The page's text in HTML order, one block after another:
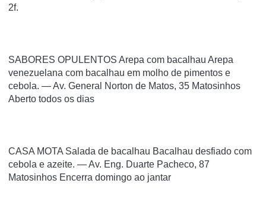
2f.
SABORES OPULENTOS Arepa com bacalhau Arepa
venezuelana com bacalhau em molho de pimentos e
cebola. — Av. General Norton de Matos, 35 Matosinhos
Aberto todos os dias
CASA MOTA Salada de bacalhau Bacalhau desfiado com
cebola e azeite. — Av. Eng. Duarte Pacheco, 87
Matosinhos Encerra domingo ao jantar